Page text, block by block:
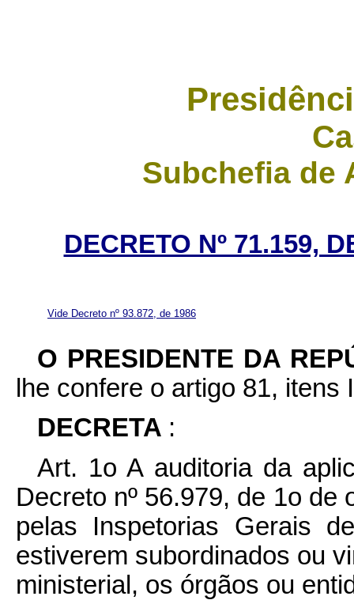
Subchefia de
DECRETO Nº 71.159,
Vide Decreto nº 93.872, de 1986
O PRESIDENTE DA
lhe confere o artigo 81,
DECRETA :
Art. 1o A auditoria da
Decreto nº 56.979, de 1o
pelas Inspetorias Gerais
estiverem subordinados ou
ministerial, os órgãos ou